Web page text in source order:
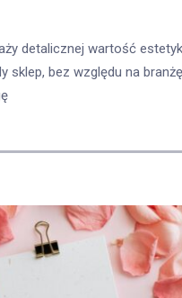
detalicznej wartość
sklep, bez względu na